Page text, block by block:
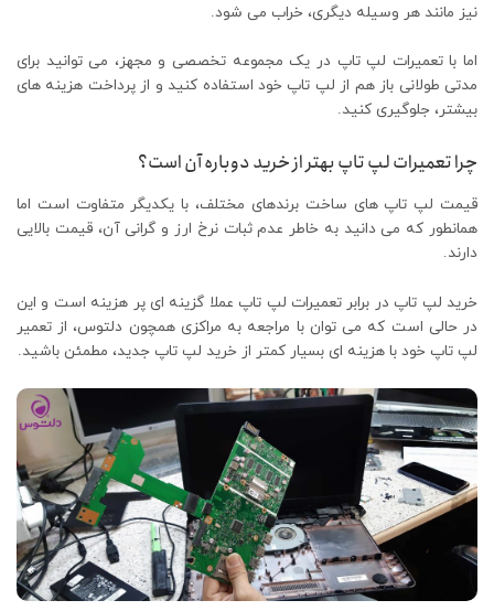
نیز مانند هر وسیله دیگری، خراب می شود.
اما با تعمیرات لپ تاپ در یک مجموعه تخصصی و مجهز، می توانید برای
مدتی طولانی باز هم از لپ تاپ خود استفاده کنید و از پرداخت هزینه های
بیشتر، جلوگیری کنید.
چرا تعمیرات لپ تاپ بهتر از خرید دوباره آن است؟
قیمت لپ تاپ های ساخت برندهای مختلف، با یکدیگر متفاوت است اما
همانطور که می دانید به خاطر عدم ثبات نرخ ارز و گرانی آن، قیمت بالایی
دارند.
خرید لپ تاپ در برابر تعمیرات لپ تاپ عملا گزینه ای پر هزینه است و این
در حالی است که می توان با مراجعه به مراکزی همچون دلتوس، از تعمیر
لپ تاپ خود با هزینه ای بسیار کمتر از خرید لپ تاپ جدید، مطمئن باشید.